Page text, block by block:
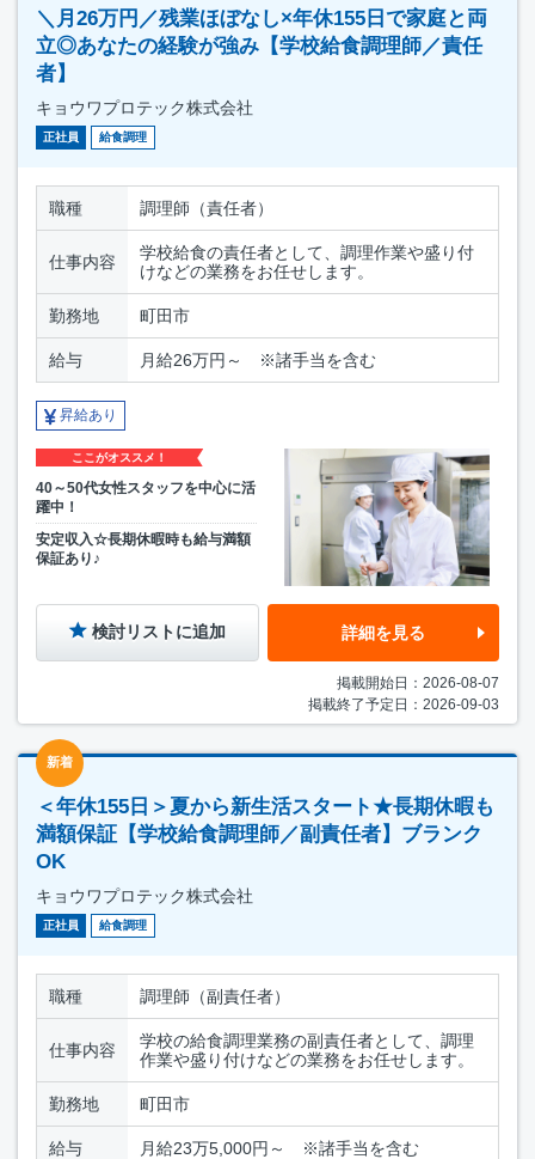
＼月26万円／残業ほぼなし×年休155日で家庭と両
立◎あなたの経験が強み【学校給食調理師／責任
者】
キョウワプロテック株式会社
正社員 給食調理
職種 調理師（責任者）
仕事内容
学校給食の責任者として、調理作業や盛り付
けなどの業務をお任せします。
勤務地 町田市
給与 月給26万円～ ※諸手当を含む
昇給あり
ここがオススメ！
40～50代女性スタッフを中心に活
躍中！
安定収入☆長期休暇時も給与満額
保証あり♪
検討リストに追加 詳細を見る
掲載開始日：2026-08-07
掲載終了予定日：2026-09-03
新着
＜年休155日＞夏から新生活スタート★長期休暇も
満額保証【学校給食調理師／副責任者】ブランク
OK
キョウワプロテック株式会社
正社員 給食調理
職種 調理師（副責任者）
仕事内容
学校の給食調理業務の副責任者として、調理
作業や盛り付けなどの業務をお任せします。
勤務地 町田市
給与 月給23万5,000円～ ※諸手当を含む